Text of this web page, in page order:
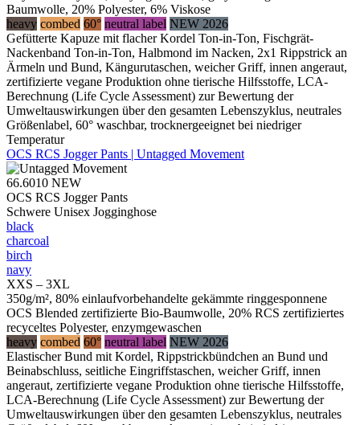
Baumwolle, 20% Polyester, 6% Viskose
heavy combed 60° neutral label NEW 2026
Gefütterte Kapuze mit flacher Kordel Ton-in-Ton, Fischgrät-
Nackenband Ton-in-Ton, Halbmond im Nacken, 2x1 Rippstrick an
Ärmeln und Bund, Kängurutaschen, weicher Griff, innen angeraut,
zertifizierte vegane Produktion ohne tierische Hilfsstoffe, LCA-
Berechnung (Life Cycle Assessment) zur Bewertung der
Umweltauswirkungen über den gesamten Lebenszyklus, neutrales
Größenlabel, 60° waschbar, trocknergeeignet bei niedriger
Temperatur
OCS RCS Jogger Pants | Untagged Movement
66.6010 NEW
OCS RCS Jogger Pants
Schwere Unisex Jogginghose
black
charcoal
birch
navy
XXS – 3XL
350g/m², 80% einlaufvorbehandelte gekämmte ringgesponnene
OCS Blended zertifizierte Bio-Baumwolle, 20% RCS zertifiziertes
recyceltes Polyester, enzymgewaschen
heavy combed 60° neutral label NEW 2026
Elastischer Bund mit Kordel, Rippstrickbündchen an Bund und
Beinabschluss, seitliche Eingriffstaschen, weicher Griff, innen
angeraut, zertifizierte vegane Produktion ohne tierische Hilfsstoffe,
LCA-Berechnung (Life Cycle Assessment) zur Bewertung der
Umweltauswirkungen über den gesamten Lebenszyklus, neutrales